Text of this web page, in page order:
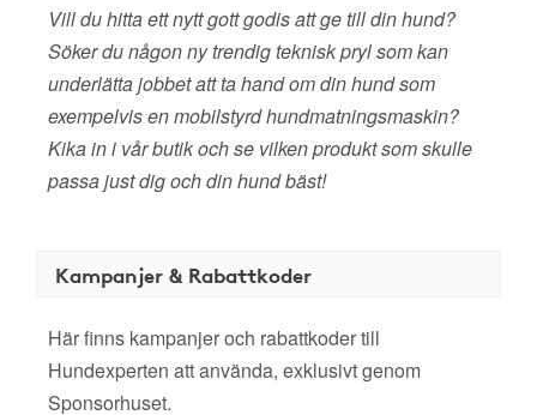
Vill du hitta ett nytt gott godis att ge till din hund?
Söker du någon ny trendig teknisk pryl som kan
underlätta jobbet att ta hand om din hund som
exempelvis en mobilstyrd hundmatningsmaskin?
Kika in i vår butik och se vilken produkt som skulle
passa just dig och din hund bäst!
Kampanjer & Rabattkoder
Här finns kampanjer och rabattkoder till
Hundexperten att använda, exklusivt genom
Sponsorhuset.